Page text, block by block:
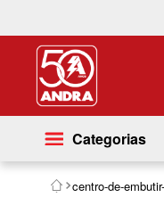
Categorias
centro-de-